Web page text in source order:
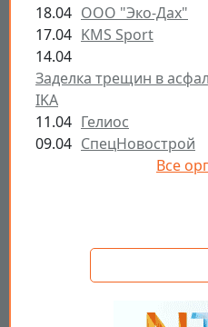
18.04 ООО "Эко-Дах"
17.04 KMS Sport
14.04
Заделка трещин в
IKA
11.04 Гелиос
09.04 СпецНовострой
Все